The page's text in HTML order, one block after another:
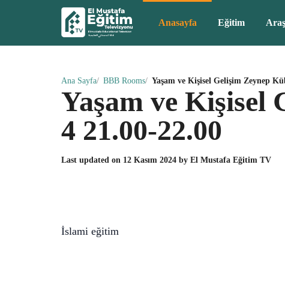
Anasayfa Eğitim
Ana Sayfa BBB Rooms Yaşam ve Kişisel Gelişim Zeynep
Yaşam ve Kişisel
4 21.00-22.00
Last updated on 12 Kasım 2024 by El Mustafa Eğitim TV
İslami eğitim